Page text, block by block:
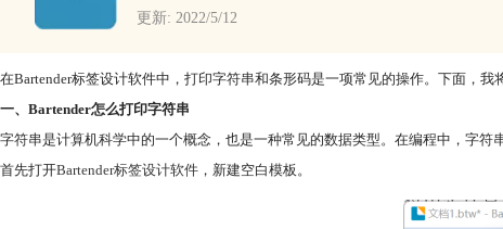
更新: 2022/5/12
在Bartender标签设计软件中，打印字符串和条形码是一项常见的操作。下面，
一、Bartender怎么打印字符串
字符串是计算机科学中的一个概念，也是一种常见的数据类型。在编程中，字
首先打开Bartender标签设计软件 ，新建空白模板。